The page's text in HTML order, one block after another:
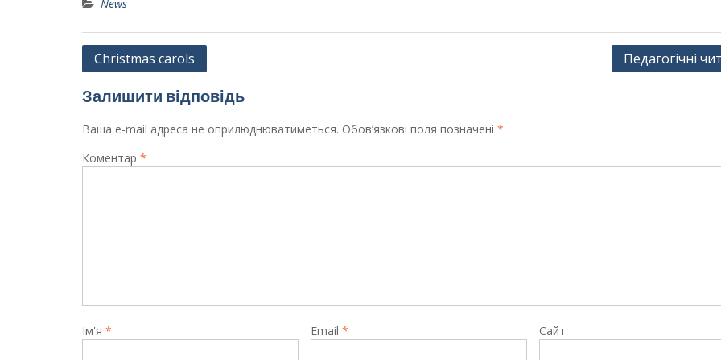
News
Навігація
Christmas carols Педагогічні
Залишити відповідь
Ваша e-mail адреса не оприлюднюватиметься. Обов’язкові поля позначені *
Коментар *
Ім'я * Email * Сайт